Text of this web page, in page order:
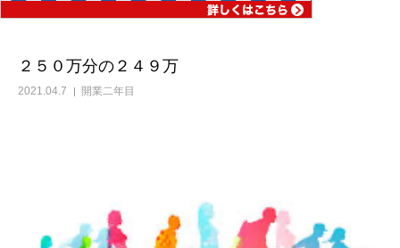
２５０万分の２４９万
2021.04.7 開業二年目
お問い合わせ